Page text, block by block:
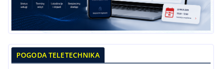
POGODA TELETECHNIKA